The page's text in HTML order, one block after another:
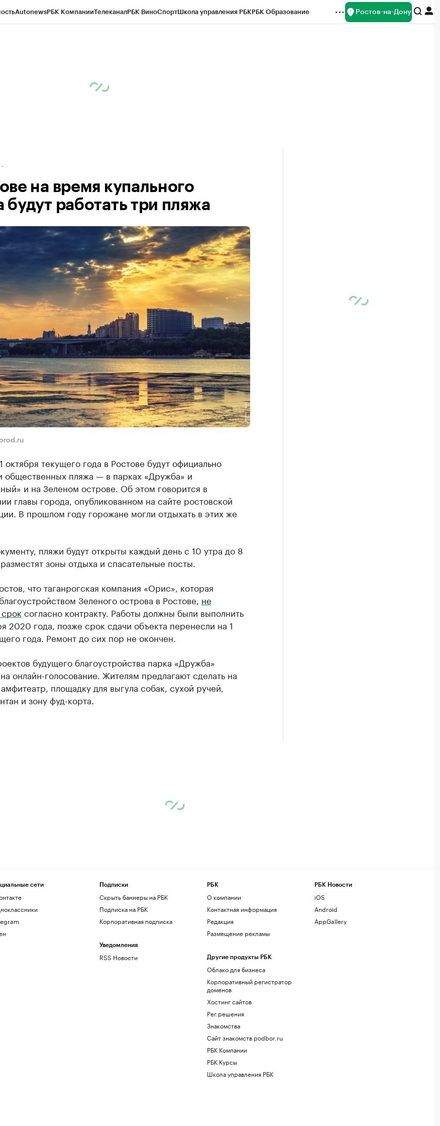
AutonewsРБК КомпанииТелеканалРБК ВиноСпортШкола управления РБКРБК Образование Ростов-на-Дону
на время купального
будут работать три пляжа
октября текущего года в Ростове будут официально
общественных пляжа — в парках «Дружба» и
и на Зеленом острове. Об этом говорится в
главы города, опубликованном на сайте ростовской
В прошлом году горожане могли отдыхать в этих же
пляжи будут открыты каждый день с 10 утра до 8
зоны отдыха и спасательные посты.
что таганрогская компания «Орис», которая
Зеленого острова в Ростове, не
согласно контракту. Работы должны были выполнить
2020 года, позже срок сдачи объекта перенесли на 1
года. Ремонт до сих пор не окончен.
будущего благоустройства парка «Дружба»
на онлайн-голосование. Жителям предлагают сделать на
площадку для выгула собак, сухой ручей,
и зону фуд-корта.
сети Подписки
Скрыть баннеры на РБК
Подписка на РБК
Корпоративная подписка
Уведомления
RSS Новости
РБК
О компании
Контактная информация
Редакция
Размещение рекламы
Другие продукты РБК
Облако для бизнеса
Корпоративный регистратор
доменов
Хостинг сайтов
Рег.решения
Знакомства
Сайт знакомств podbor.ru
РБК Компании
РБК Курсы
Школа управления РБК
РБК Новости
iOS
Android
AppGallery